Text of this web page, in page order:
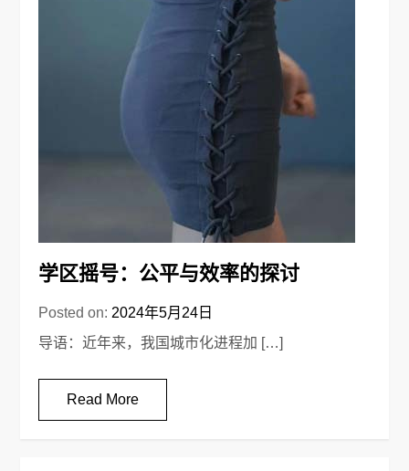
学区摇号：公平与效率的探讨
Posted on: 2024年5月24日
导语：近年来，我国城市化进程加 […]
Read More